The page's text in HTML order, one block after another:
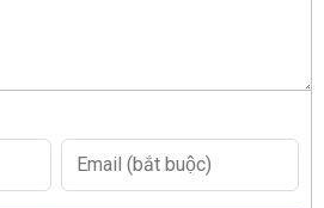
hồng đỏ để tạo nên một gam màu